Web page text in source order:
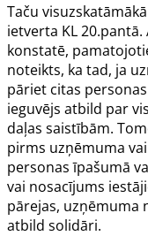
Taču
ietverta KL20.pantā.
konstatē,
noteikts, ka tad, ja
pāriet citas
ieguvējs atbild par
daļas saistībām.
pirms uzņēmuma
personas īpašumā
vai nosacījums
pārejas, uzņēmuma
atbild solidāri.